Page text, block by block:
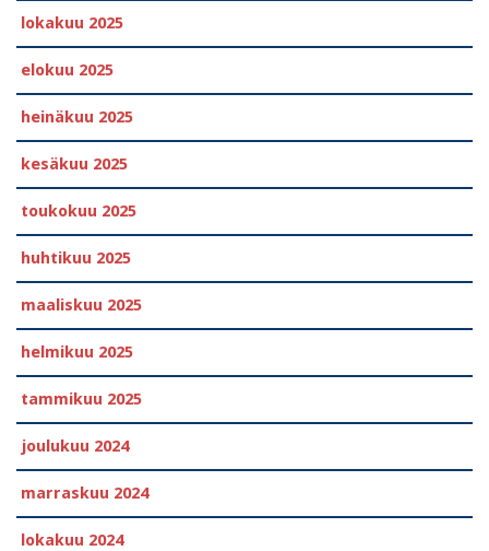
lokakuu 2025
elokuu 2025
heinäkuu 2025
kesäkuu 2025
toukokuu 2025
huhtikuu 2025
maaliskuu 2025
helmikuu 2025
tammikuu 2025
joulukuu 2024
marraskuu 2024
lokakuu 2024